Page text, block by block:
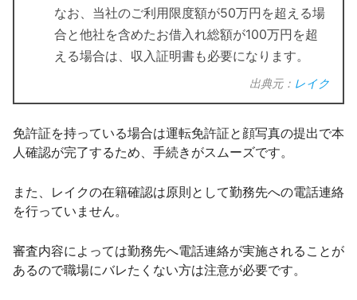
なお、当社のご利用限度額が50万円を超える場
合と他社を含めたお借入れ総額が100万円を超
える場合は、収入証明書も必要になります。
出典元： レイク
免許証を持っている場合は運転免許証と顔写真の提出で本
人確認が完了するため、手続きがスムーズです。
また、レイクの在籍確認は原則として勤務先への電話連絡
を行っていません。
審査内容によっては勤務先へ電話連絡が実施されることが
あるので職場にバレたくない方は注意が必要です。